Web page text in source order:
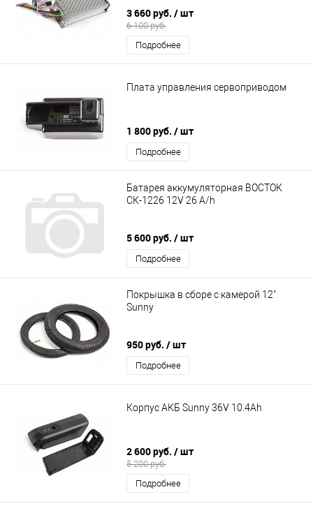
3 660 руб. / шт
6 100 руб.
Подробнее
Плата управления сервоприводом
1 800 руб. / шт
Подробнее
Батарея аккумуляторная ВОСТОК
СК-1226 12V 26 A/h
5 600 руб. / шт
Подробнее
Покрышка в сборе с камерой 12"
Sunny
950 руб. / шт
Подробнее
Корпус АКБ Sunny 36V 10.4Ah
2 600 руб. / шт
5 200 руб.
Подробнее